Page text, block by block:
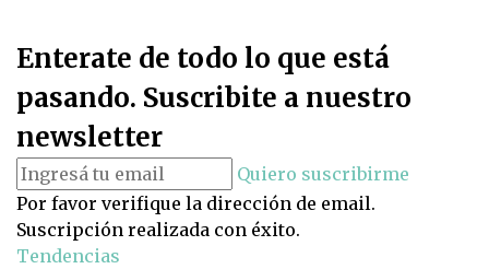
Enterate de todo lo que está
pasando. Suscribite a nuestro
newsletter
Quiero suscribirme
Por favor verifique la dirección de email.
Suscripción realizada con éxito.
Tendencias